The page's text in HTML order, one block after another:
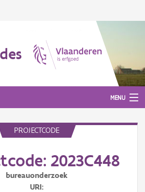
MENU
PROJECTCODE
2023C448
bureauonderzoek
URI